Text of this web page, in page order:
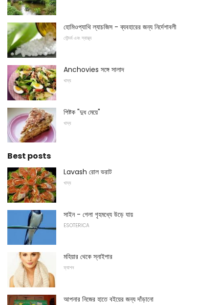
হোমিওপ্যাথি ল্যাচজিস - ব্যবহারের জন্য নির্দেশাবলী
সৌন্দর্য এবং স্বাস্থ্য
Anchovies সঙ্গে সালাদ
খাদ্য
পিষ্টক "দুধ মেয়ে"
খাদ্য
Best posts
Lavash রোল ভরাট
খাদ্য
সাইন - গেলা গৃহমধ্যে উড়ে যায়
ESOTERICA
মহিয়ার থেকে স্নাইপার
ফ্যাশন
আপনার নিজের হাতে বইয়ের জন্য দাঁড়ানো